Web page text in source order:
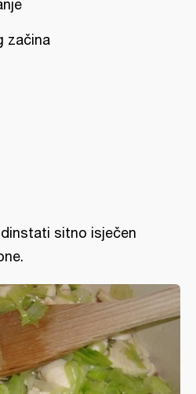
začina
sitno isječen